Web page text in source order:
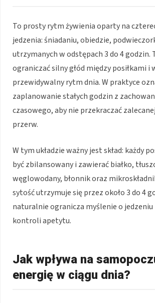
To prosty rytm żywienia oparty na
jedzenia: śniadaniu, obiedzie,
utrzymanych w odstępach 3 do 4 godzin.
ograniczać silny głód między posiłkami i
przewidywalny rytm dnia. W praktyce
zaplanowanie stałych godzin z
czasowego, aby nie przekraczać
przerw.
W tym układzie ważny jest skład: każdy
być zbilansowany i zawierać białko,
węglowodany, błonnik oraz
sytość utrzymuje się przez około 3 do 4
naturalnie ogranicza myślenie o jedzeniu
kontroli apetytu.
Jak wpływa na
energię w ciągu dnia?